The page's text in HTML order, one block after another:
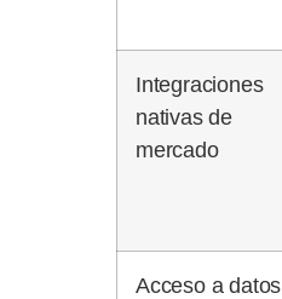
Integraciones
nativas de
mercado
Acceso a datos